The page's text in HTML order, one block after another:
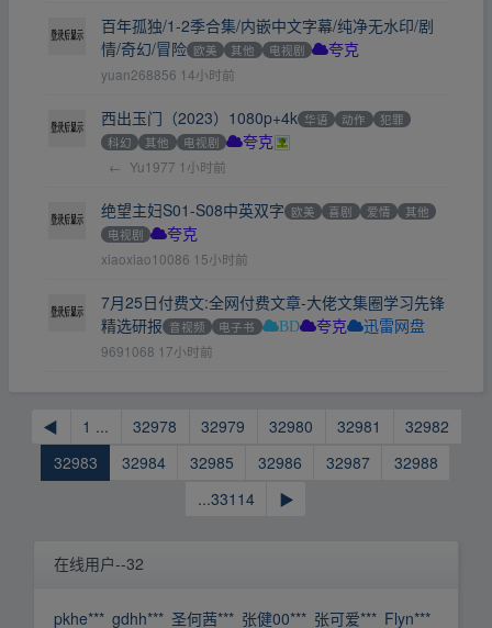
百年孤独/1-2季合集/内嵌中文字幕/纯净无水印/剧
情/奇幻/冒险 欧美 其他 电视剧 夸克
yuan268856 14小时前
西出玉门（2023）1080p+4k 华语 动作
犯罪
科幻
其他 电视剧 夸克
← Yu1977 1小时前
绝望主妇S01-S08中英双字 欧美 喜剧 爱情
其他
电视剧
夸克
xiaoxiao10086 15小时前
7月25日付费文:全网付费文章-大佬文集圈学习先锋
精选研报 音视频 电子书 BD 夸克 迅雷网盘
9691068 17小时前
◀ 1 ... 32978 32979 32980 32981
32982
32983
32984 32985 32986 32987
32988
...33114
▶
在线用户--32
pkhe*** gdhh*** 圣何茜*** 张健00*** 张可爱*** Flyn***